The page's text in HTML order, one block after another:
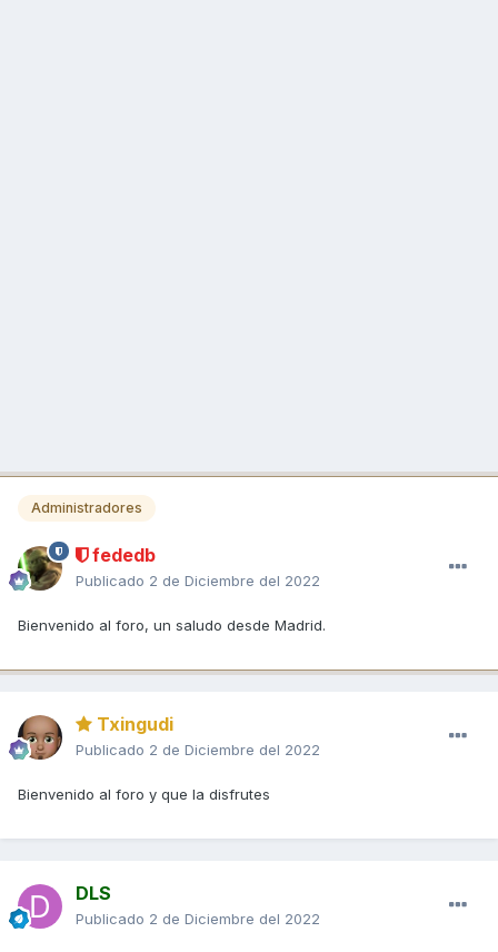
Administradores
fededb
Publicado 2 de Diciembre del 2022
Bienvenido al foro, un saludo desde Madrid.
Txingudi
Publicado 2 de Diciembre del 2022
Bienvenido al foro y que la disfrutes
DLS
Publicado 2 de Diciembre del 2022